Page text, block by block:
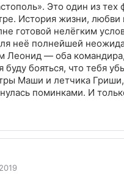
Это один из
История жизни,
готовой нелёгким
неё полнейшей
Леонид — оба
буду бояться, что тебя
Маши и летчика
поминками. И
нелепым, своей
и любящим
второго
Она сильная
— гораздо правильнее